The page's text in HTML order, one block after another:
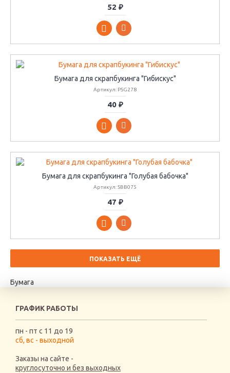
52 ₽
Бумага для скрапбукинга "Гибискус"
Артикул: PSG278
40 ₽
Бумага для скрапбукинга "Голубая бабочка"
Артикул: SBB075
47 ₽
ПОКАЗАТЬ ЕЩЁ
Бумага
ГРАФИК РАБОТЫ
пн - пт с 11 до 19
сб, вс - выходной
Заказы на сайте -
круглосуточно и без выходных